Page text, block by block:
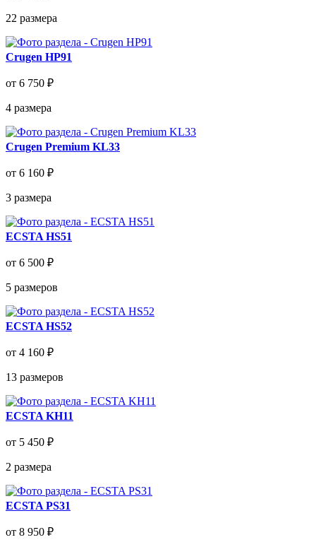
22 размера
Crugen HP91
от 6 750 ₽
4 размера
Crugen Premium KL33
от 6 160 ₽
3 размера
ECSTA HS51
от 6 500 ₽
5 размеров
ECSTA HS52
от 4 160 ₽
13 размеров
ECSTA KH11
от 5 450 ₽
2 размера
ECSTA PS31
от 8 950 ₽